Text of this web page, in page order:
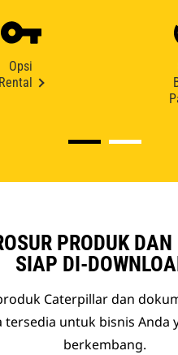
Opsi
Rental
PRODUK
SIAP DI-
Caterpillar dan
tersedia untuk bisnis Anda
berkembang.